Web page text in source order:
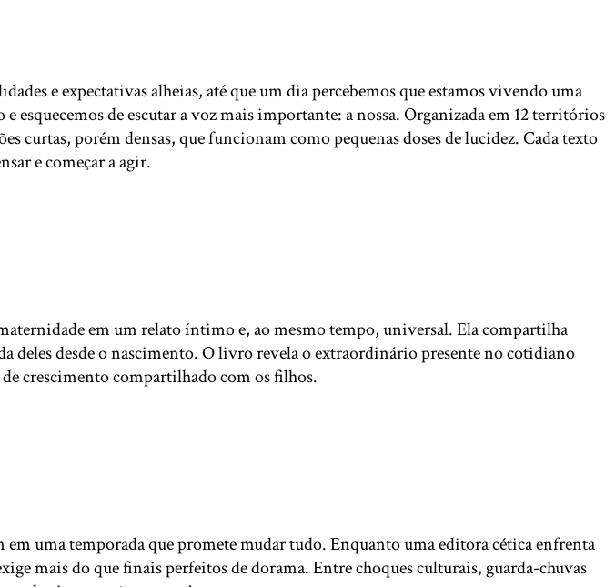
e expectativas alheias, até que um dia percebemos que estamos vivendo uma
de escutar a voz mais importante: a nossa. Organizada em 12 territórios
curtas, porém densas, que funcionam como pequenas doses de lucidez. Cada texto
e começar a agir.
em um relato íntimo e, ao mesmo tempo, universal. Ela compartilha
deles desde o nascimento. O livro revela o extraordinário presente no cotidiano
crescimento compartilhado com os filhos.
uma temporada que promete mudar tudo. Enquanto uma editora cética enfrenta
mais do que finais perfeitos de dorama. Entre choques culturais, guarda-chuvas